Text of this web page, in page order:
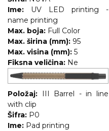
Ime:
UV LED printing -
name printing
Max. boja: Full Color
Max. širina (mm): 95
Max. visina (mm): 5
Fiksna veličina: Ne
Položaj:
III Barrel - in line
with clip
Šifra: P0
Ime: Pad printing